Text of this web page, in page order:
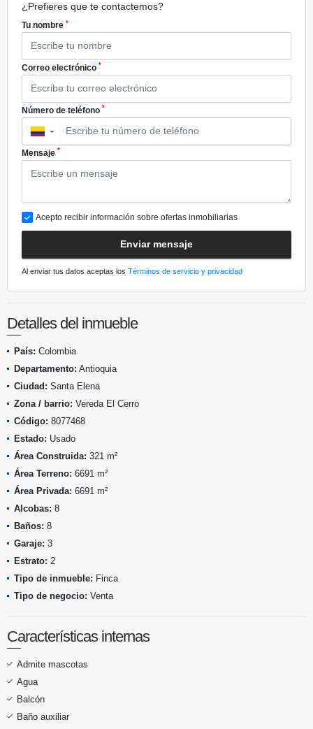
¿Prefieres que te contactemos?
Tu nombre *
Correo electrónico *
Número de teléfono *
▼
Mensaje *
Acepto recibir información sobre ofertas inmobiliarias
Enviar mensaje
Al enviar tus datos aceptas los Términos de servicio y privacidad
Detalles del inmueble
País: Colombia
Departamento: Antioquia
Ciudad: Santa Elena
Zona / barrio: Vereda El Cerro
Código: 8077468
Estado: Usado
Área Construida: 321 m²
Área Terreno: 6691 m²
Área Privada: 6691 m²
Alcobas: 8
Baños: 8
Garaje: 3
Estrato: 2
Tipo de inmueble: Finca
Tipo de negocio: Venta
Características internas
Admite mascotas
Agua
Balcón
Baño auxiliar